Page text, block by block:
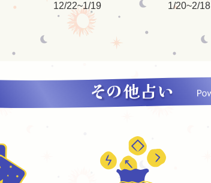
12/22~1/19 1/20~2/18